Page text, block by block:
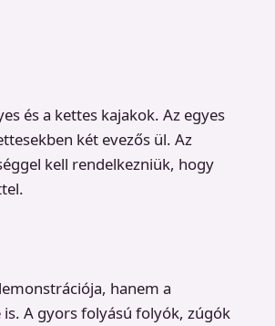
és a kettes kajakok. Az egyes
két evezős ül. Az
kell rendelkezniük, hogy
hanem a
A gyors folyású folyók, zúgók